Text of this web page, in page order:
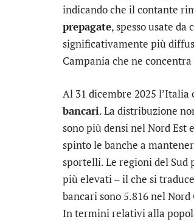
indicando che il contante
prepagate, spesso usate
significativamente più
Campania che ne
Al 31 dicembre 2025 l’Italia
bancari. La distribuzione
sono più densi nel Nord
spinto le banche a
sportelli. Le regioni del
più elevati – il che si
bancari sono 5.816 nel
In termini relativi alla